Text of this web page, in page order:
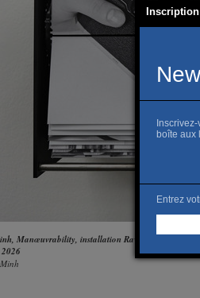
Manœuvrability, installation Raw Loop, 2023 ©
Inscription